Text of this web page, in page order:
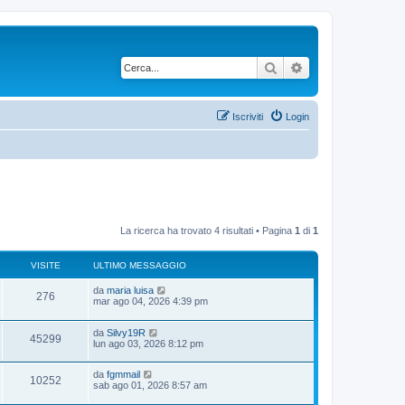
Cerca
Login
Iscriviti
La ricerca ha trovato 4 risultati • Pagina 1 di 1
VISITE ULTIMO MESSAGGIO
276V
i
s
i
U
l
i
m
o
e
s
s
da maria luisa
mar ago 04, 2026 4:39 pm
45299V
i
s
U
l
i
m
o
da Silvy19R
lun ago 03, 2026 8:12 pm
10252V
U
l
da fgmmail
sab ago 01, 2026 8:57 am